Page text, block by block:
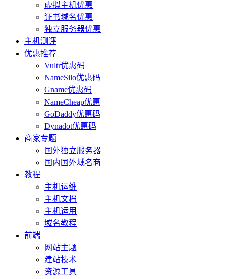
虚拟主机优惠
证书域名优惠
独立服务器优惠
主机测评
优惠推荐
Vultr优惠码
NameSilo优惠码
Gname优惠码
NameCheap优惠
GoDaddy优惠码
Dynadot优惠码
商家专题
国外独立服务器
国内国外域名商
教程
主机运维
主机文档
主机运用
域名教程
前端
网站主题
建站技术
资源工具